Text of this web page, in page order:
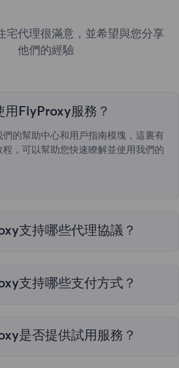
宅代理很滿意，並希望與您分享
他們的經驗
用FlyProxy服務？
們的幫助中心和用戶指南模塊，這裏有
程，可以幫助您快速瞭解並使用我們的
支持哪些代理協議？
支持哪些支付方式？
款方式完成購買。“當地支付”支持
是否提供試用服務？